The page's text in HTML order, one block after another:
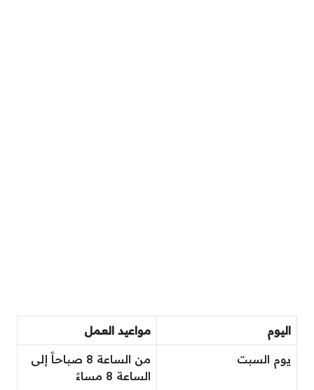
اليوم مواعيد العمل
يوم السبت
من الساعة 8 صباحاََ إلى
الساعة 8 مساءََ